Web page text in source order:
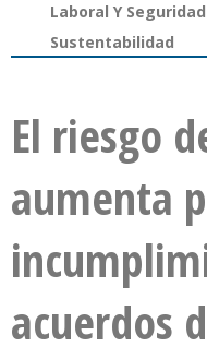
Laboral Y Seguridad
Sustentabilidad
El riesgo
aumenta
acuerdos